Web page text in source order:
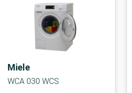
Miele
WCA 030 WCS